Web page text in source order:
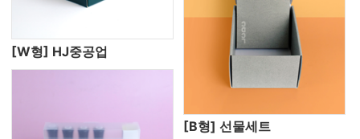
[W형] HJ중공업
[B형] 선물세트